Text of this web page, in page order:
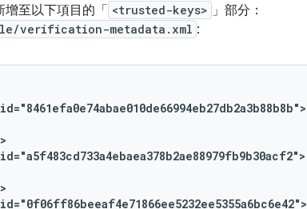
至以下項目的「
<trusted-keys> 」部分：
verification-metadata.xml :
id="8461efa0e74abae010de66994eb27db2a3b88b8b">
id="a5f483cd733a4ebaea378b2ae88979fb9b30acf2">
id="0f06ff86beeaf4e71866ee5232ee5355a6bc6e42">